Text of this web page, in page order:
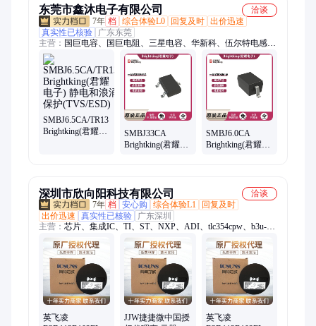
东莞市鑫沐电子有限公司
洽谈
7年 档 综合体验L0 回复及时 出价迅速
真实性已核验
广东东莞
主营： 国巨电容、国巨电阻、三星电容、华新科、伍尔特电感、
二极管、三极管、贴片电感、lm317to-220、贴片排阻、贴片电
阻、贴片电容、贴片磁珠、贴片滤波器、s8050s0t23、旺诠电
阻、厚声电阻
SMBJ6.5CA/TR13
Brightking(君耀电
SMBJ33CA
Brightking(君耀电
SMBJ6.0CA
Brightking(君耀电
深圳市欣向阳科技有限公司
洽谈
7年 档 安心购 综合体验L1
回复及时
出价迅速
真实性已核验
广东深圳
主营： 芯片、集成IC、TI、ST、NXP、ADI、tlc354cpw、b3u-
1000p、衰减器、pcb批量、a991-2015、a999-3283、多层板、
b140af-13、a999-3530、733910070、放大器、a999-3323、2474r-
25l、制pcb板、国内pcb、多层pcb、逆变器
英飞凌
JJW捷捷微中国授
英飞凌